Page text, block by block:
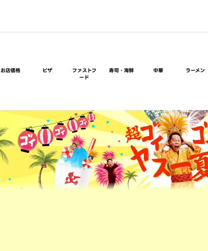
お店価格 ピザ
ファストフ
ード
寿司・海鮮 中華 ラーメン